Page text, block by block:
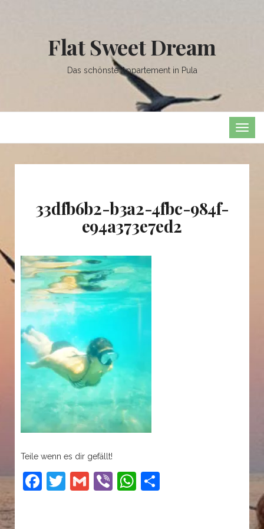
Flat Sweet Dream
Das schönste Appartement in Pula
33dfb6b2-b3a2-4fbc-984f-
e94a373e7ed2
Teile wenn es dir gefällt!
Facebook
Twitter
GmailViberWhatsApp